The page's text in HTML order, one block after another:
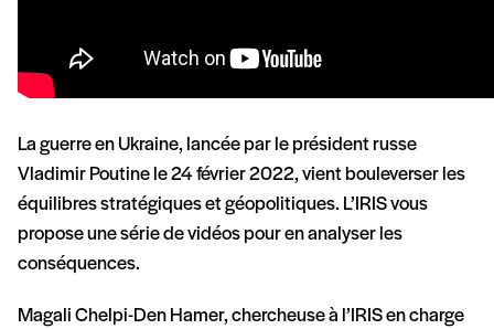
La guerre en Ukraine, lancée par le président russe
Vladimir Poutine le 24 février 2022, vient bouleverser les
équilibres stratégiques et géopolitiques. L’IRIS vous
propose une série de vidéos pour en analyser les
conséquences.
Magali Chelpi-Den Hamer, chercheuse à l’IRIS en charge